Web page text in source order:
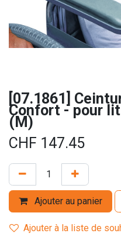
[07.1861]
Confort - pour
(M)
CHF 147.45
Ajouter au panier
Ajouter à la liste de